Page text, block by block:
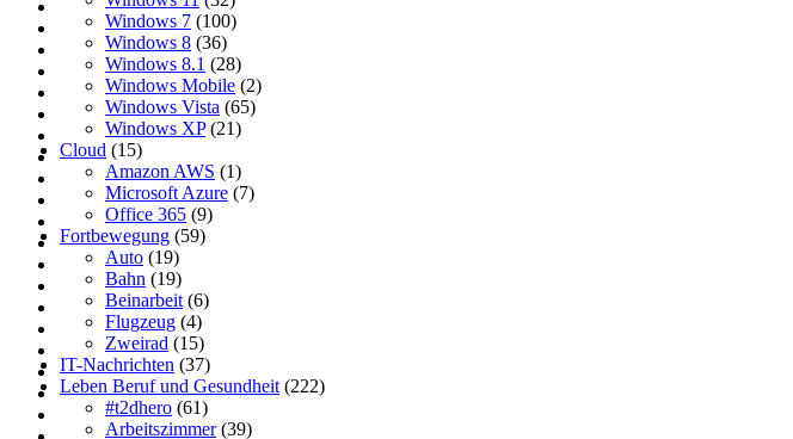
Windows 7 (100)
Windows 8 (36)
Windows 8.1 (28)
Windows Mobile (2)
Windows Vista (65)
Windows XP(21)
Cloud (15)
Amazon AWS (1)
Microsoft Azure (7)
Office 365 (9)
Fortbewegung (59)
Auto (19)
Bahn (19)
Beinarbeit (6)
Flugzeug (4)
Zweirad (15)
IT-Nachrichten (37)
Leben Beruf und Gesundheit (222)
#t2dhero (61)
Arbeitszimmer(39)